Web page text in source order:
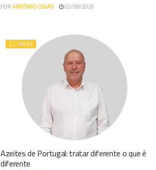
PORANTÓNIO COVAS 02/08/2026
ÚLTIMAS
Azeites de Portugal: tratar diferente o que é
diferente